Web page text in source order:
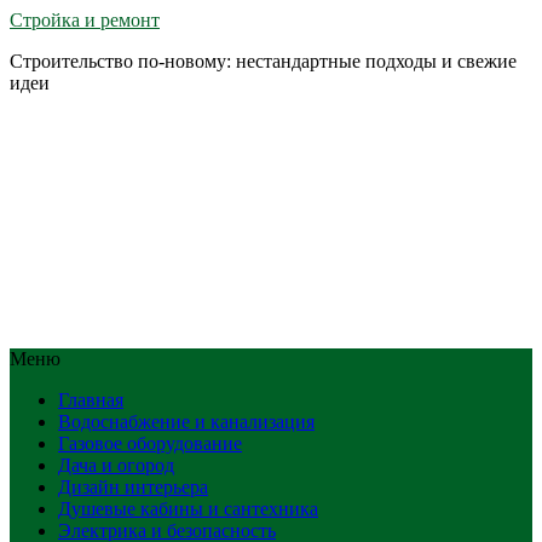
Стройка и ремонт
Строительство по-новому: нестандартные подходы и свежие
идеи
Меню
Главная
Водоснабжение и канализация
Газовое оборудование
Дача и огород
Дизайн интерьера
Душевые кабины и сантехника
Электрика и безопасность